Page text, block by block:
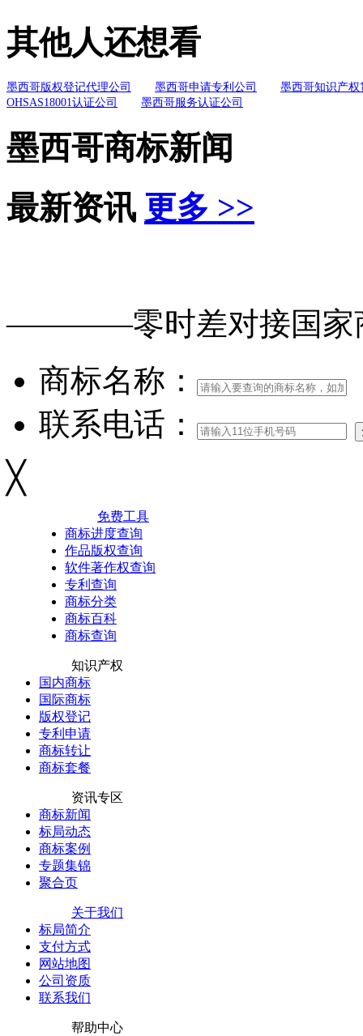
其他人还想看
墨西哥版权登记代理公司 墨西哥申请专利公司
墨西哥知识产
OHSAS18001认证公司
墨西哥服务认证公司
墨西哥商标新闻
最新资讯 更多 >>
————零时差对接国
商标名称：
联系电话：
╳
免费工具
商标进度查询
作品版权查询
软件著作权查询
专利查询
商标分类
商标百科
商标查询
知识产权
国内商标
国际商标
版权登记
专利申请
商标转让
商标套餐
资讯专区
商标新闻
标局动态
商标案例
专题集锦
聚合页
关于我们
标局简介
支付方式
网站地图
公司资质
联系我们
帮助中心